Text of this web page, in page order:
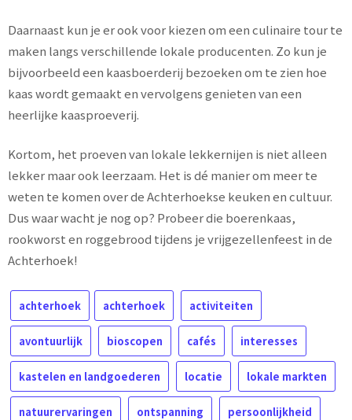
Daarnaast kun je er ook voor kiezen om een culinaire tour te
maken langs verschillende lokale producenten. Zo kun je
bijvoorbeeld een kaasboerderij bezoeken om te zien hoe
kaas wordt gemaakt en vervolgens genieten van een
heerlijke kaasproeverij.
Kortom, het proeven van lokale lekkernijen is niet alleen
lekker maar ook leerzaam. Het is dé manier om meer te
weten te komen over de Achterhoekse keuken en cultuur.
Dus waar wacht je nog op? Probeer die boerenkaas,
rookworst en roggebrood tijdens je vrijgezellenfeest in de
Achterhoek!
achterhoek achterhoek activiteiten
avontuurlijk bioscopen cafés interesses
kastelen en landgoederen locatie lokale markten
natuurervaringen ontspanning persoonlijkheid